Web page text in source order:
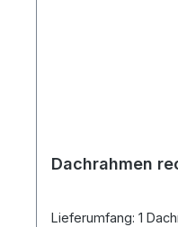
Dachrahmen
Lieferumfang: 1